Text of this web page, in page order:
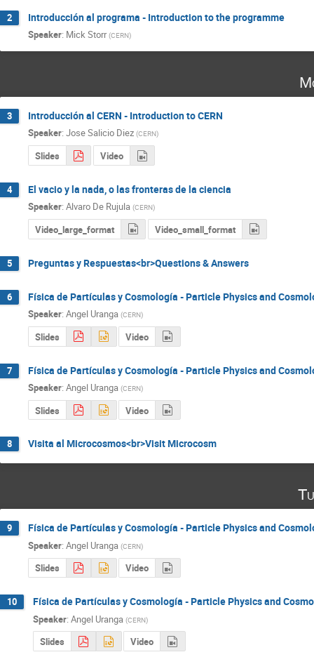
2 Introducción al programa - Introduction to the programme
Speaker: Mick Storr (CERN)
3 Introducción al CERN - Introduction to CERN
Speaker: Jose Salicio Diez (CERN)
Slides Video
4 El vacio y la nada, o las fronteras de la ciencia
Speaker: Alvaro De Rujula (CERN)
Video_large_format Video_small_format
5 Preguntas y Respuestas<br>Questions & Answers
6 Física de Partículas y Cosmología - Particle Physics and
Speaker: Angel Uranga (CERN)
Slides Video
7 Física de Partículas y Cosmología - Particle Physics and
Speaker: Angel Uranga (CERN)
Slides Video
8 Visita al Microcosmos<br>Visit Microcosm
9 Física de Partículas y Cosmología - Particle Physics and
Speaker: Angel Uranga (CERN)
Slides Video
10 Física de Partículas y Cosmología - Particle Physics and
Speaker: Angel Uranga (CERN)
Slides Video